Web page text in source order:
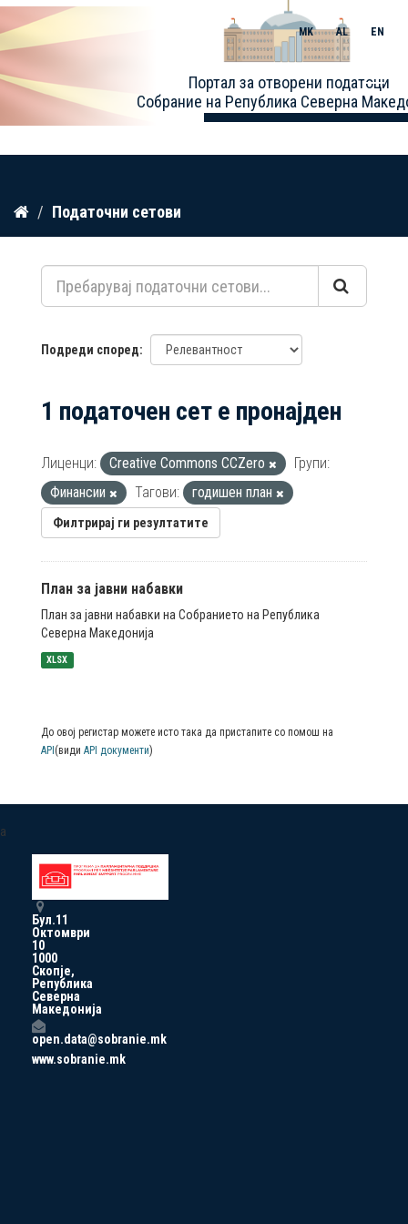
Прескокнете
содржина
Портал за отворени податоци
Собрание на Република Северна
MK AL EN
Toggle
Податочни сетови
Подреди според
1 податочен сет е пронајден
Лиценци: Creative Commons CCZero
Групи:
Финансии
Тагови: годишен план
Филтрирај ги резултатите
План за јавни набавки
План за јавни набавки на Собранието на Република
Северна Македонија
XLSX
До овој регистар можете исто така да пристапите со помош на
API (види API документи)
a
Бул.11
Октомври
10
1000
Скопје,
Република
Северна
Македонија
open.data@sobranie.mk
www.sobranie.mk